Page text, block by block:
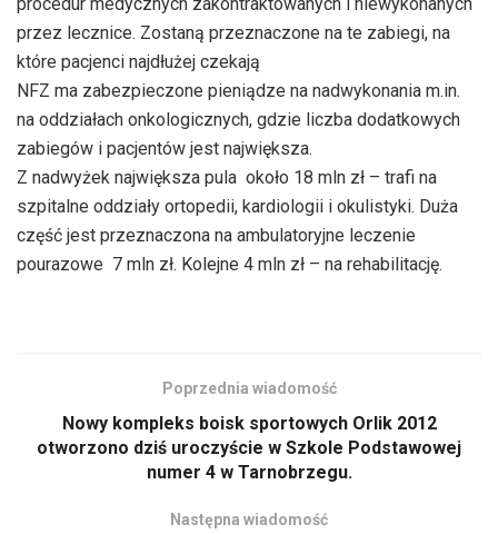
przez lecznice. Zostaną przeznaczone na te zabiegi, na
które pacjenci najdłużej czekają
NFZ ma zabezpieczone pieniądze na nadwykonania m.in.
na oddziałach onkologicznych, gdzie liczba dodatkowych
zabiegów i pacjentów jest największa.
Z nadwyżek największa pula  około 18 mln zł – trafi na
szpitalne oddziały ortopedii, kardiologii i okulistyki. Duża
część jest przeznaczona na ambulatoryjne leczenie
pourazowe  7 mln zł. Kolejne 4 mln zł – na rehabilitację.
Poprzednia wiadomość
Nowy kompleks boisk sportowych Orlik 2012
otworzono dziś uroczyście w Szkole Podstawowej
numer 4 w Tarnobrzegu.
Następna wiadomość